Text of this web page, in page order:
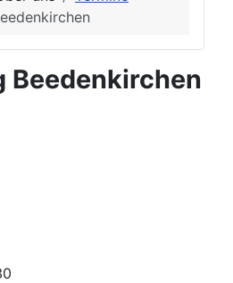
Beedenkirchen